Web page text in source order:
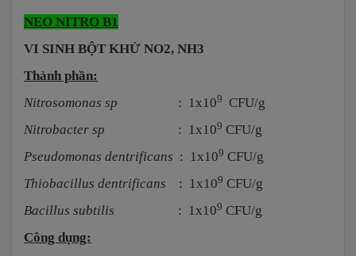
NEO NITRO B1
VI SINH BỘT KHỬ NO2, NH3
Thành phần:
Nitrosomonas sp : 1x109 CFU/g
Nitrobacter sp : 1x109 CFU/g
Pseudomonas dentrificans : 1x109 CFU/g
Thiobacillus dentrificans : 1x109 CFU/g
Bacillus subtilis : 1x109 CFU/g
Công dụng: